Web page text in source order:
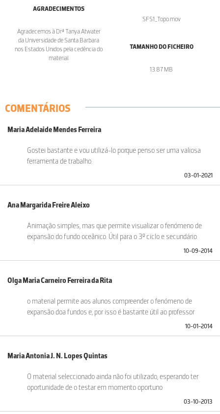
AGRADECIMENTOS
Agradecemos à Drª Tanya Atwater
da Universidade de Santa Barbara
nos Estados Unidos pela cedência do
material.
SFS1_Topo.mov
TAMANHO DO FICHEIRO
13.87 MB
COMENTÁRIOS
Maria Adelaide Mendes Ferreira
Gostei bastante e vou utilizá-lo porque penso ser uma valiosa
ferramenta de trabalho.
03-01-2021
Ana Margarida Freire Aleixo
Animação simples, mas que permite visualizar o fenómeno de
expansão do fundo oceânico. Útil para o 3º ciclo e secundário.
10-09-2014
Olga Maria Carneiro Ferreira da Rita
o material permite aos alunos compreender o fenómeno de
expansão doa fundos e, por isso é bastante útil ao professor
10-01-2014
Maria Antonia J. N. Lopes Quintas
O material seleccionado ainda não foi utilizado, esperando ter
oportunidade de o testar em momento oportuno
03-10-2013